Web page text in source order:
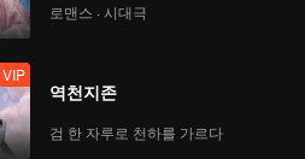
VIP
VIP
로맨스 · 시대극
VIP
역천지존
검 한 자루로 천하를 가르다